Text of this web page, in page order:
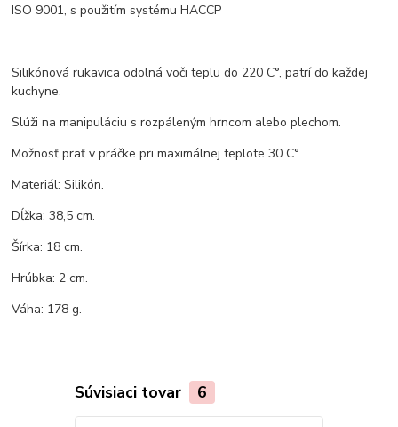
ISO 9001, s použitím systému HACCP
Silikónová rukavica odolná voči teplu do 220 C°, patrí do každej
kuchyne.
Slúži na manipuláciu s rozpáleným hrncom alebo plechom.
Možnosť prať v práčke pri maximálnej teplote 30 C°
Materiál: Silikón.
Dĺžka: 38,5 cm.
Šírka: 18 cm.
Hrúbka: 2 cm.
Váha: 178 g.
Súvisiaci tovar 6